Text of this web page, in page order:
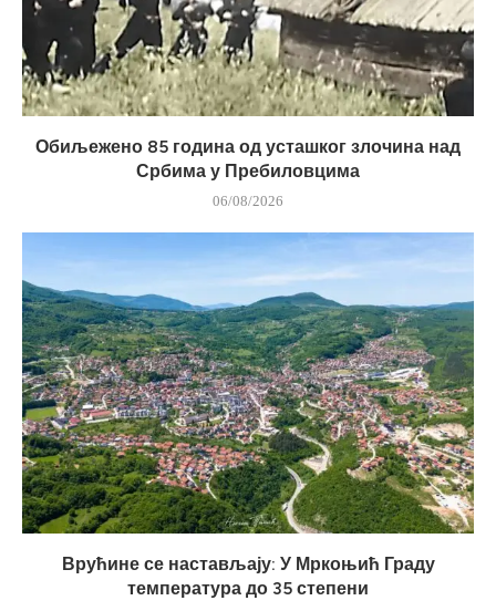
Обиљежено 85 година од усташког злочина над
Србима у Пребиловцима
06/08/2026
Врућине се настављају: У Мркоњић Граду
температура до 35 степени